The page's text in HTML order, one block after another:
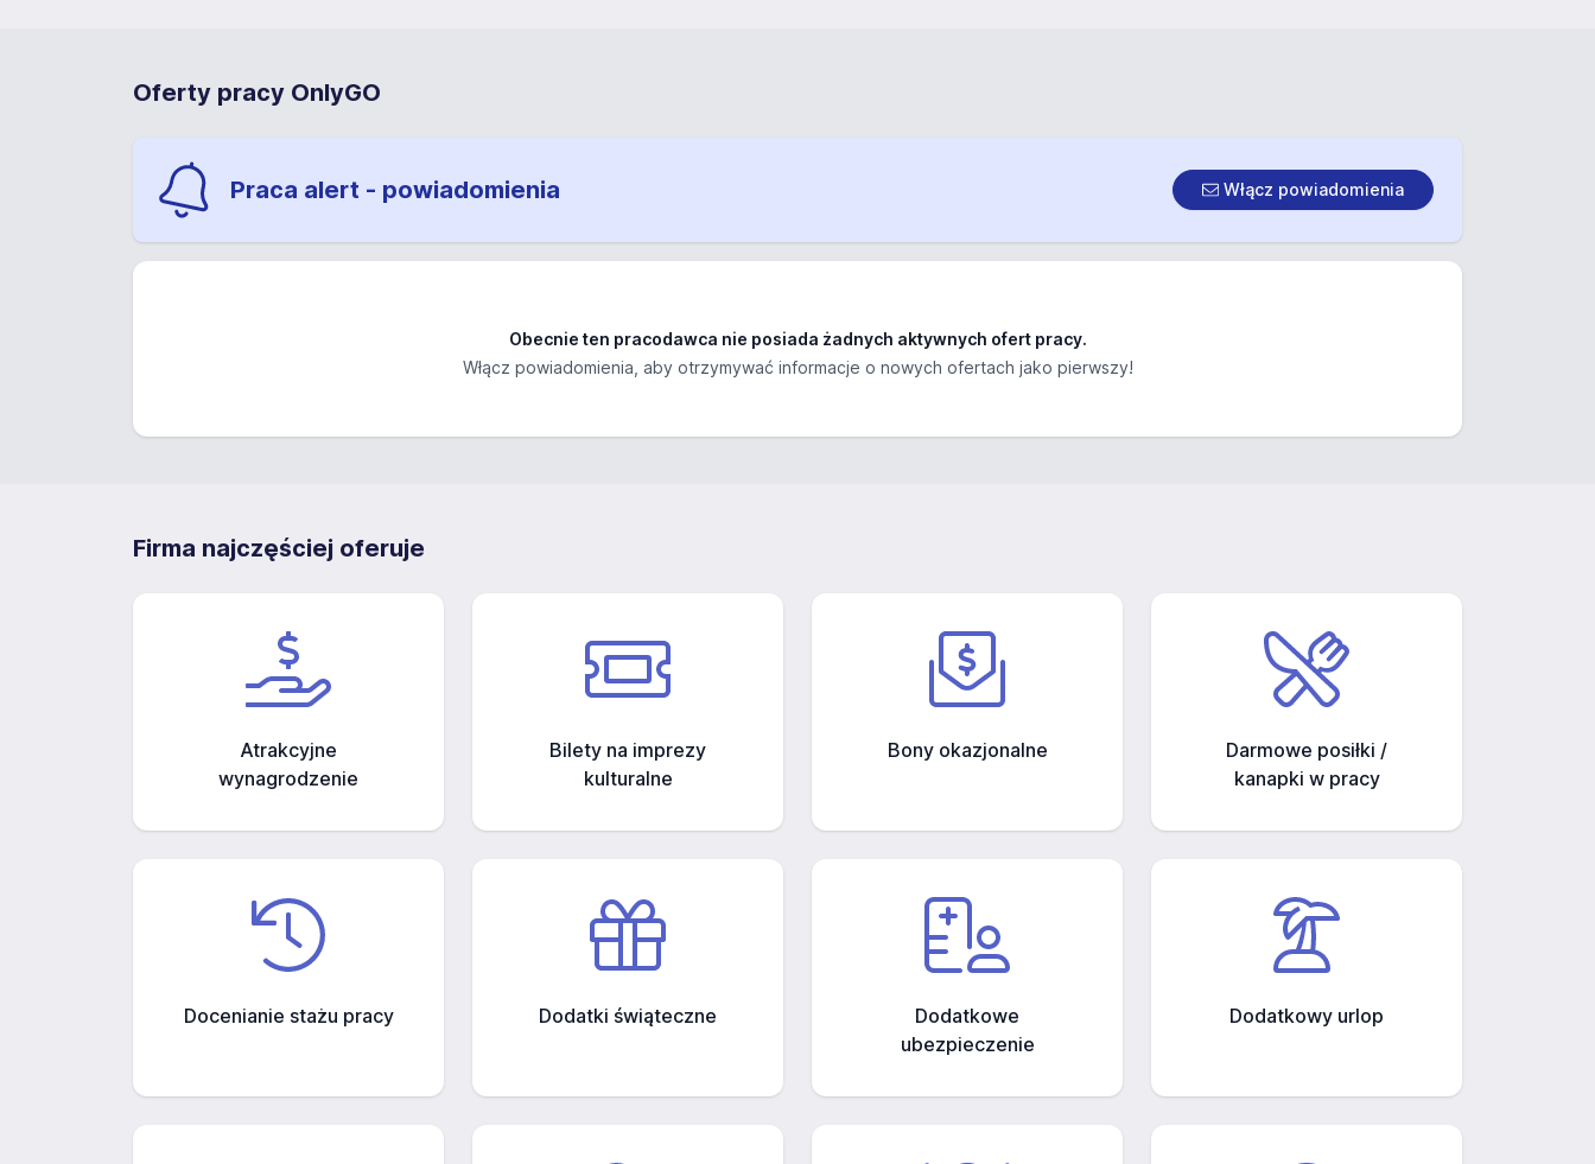
Oferty pracy OnlyGO
Praca alert - powiadomienia Włącz powiadomienia
Obecnie ten pracodawca nie posiada żadnych aktywnych ofert pracy.
Włącz powiadomienia, aby otrzymywać informacje o nowych ofertach jako pierwszy!
Firma najczęściej oferuje
Atrakcyjne
wynagrodzenie
Bilety na imprezy
kulturalne
Bony okazjonalne
Darmowe posiłki /
kanapki w pracy
Docenianie stażu pracy Dodatki świąteczne
Dodatkowe
ubezpieczenie
Dodatkowy urlop